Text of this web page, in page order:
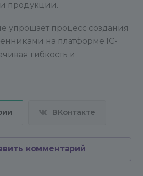
продукции.
упрощает процесс создания
на платформе 1C-
гибкость и
ВКонтакте
комментарий